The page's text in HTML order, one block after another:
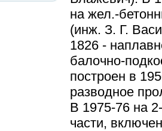
на жел.-
(инж. З. Г.
1826 -
балочно-
построен в
разводное
В 1975-76 на
части,